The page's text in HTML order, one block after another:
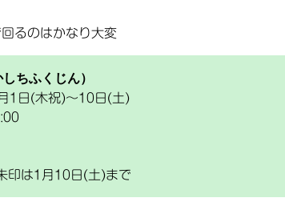
るのはかなり大変
ちふくじん）
1日(木祝)〜10日(土)
印は1月10日(土)まで